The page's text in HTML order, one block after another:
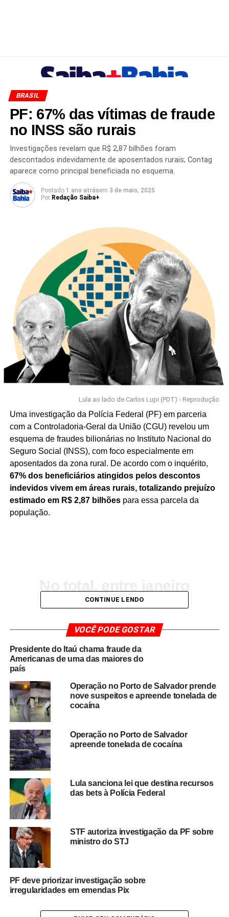
BRASIL
PF: 67% das vítimas de fraude
no INSS são rurais
Investigações revelam que R$ 2,87 bilhões foram
descontados indevidamente de aposentados rurais; Contag
aparece como principal beneficiada no esquema.
Postado 1 ano atrásem 3 de maio, 2025
Por Redação Saiba+
Lula ao lado de Carlos Lupi (PDT) - Reprodução
Uma investigação da Polícia Federal (PF) em parceria
com a Controladoria-Geral da União (CGU) revelou um
esquema de fraudes bilionárias no Instituto Nacional do
Seguro Social (INSS), com foco especialmente em
aposentados da zona rural. De acordo com o inquérito,
67% dos beneficiários atingidos pelos descontos
indevidos vivem em áreas rurais, totalizando prejuízo
estimado em R$ 2,87 bilhõespara essa parcela da
população.
de 2019 e março de
2024, foram
descontados R$ 4,28
bilhões dos
sob a justificativa de
mensalidades
associativas. Desse
montante,
aproximadamente R$
2,1 bilhões — quase
metade do valor —
foram destinados à
Confederação Nacional
dos Trabalhadores na
Agricultura (Contag),
apontada como
principal beneficiária do
esquema.
CONTINUE LENDO
VOCÊ PODE GOSTAR
Presidente do Itaú chama fraude da
Americanas de uma das maiores do
país
Operação no Porto de Salvador prende
nove suspeitos e apreende tonelada de
cocaína
Operação no Porto de Salvador
apreende tonelada de cocaína
Lula sanciona lei que destina recursos
das bets à Polícia Federal
STF autoriza investigação da PF sobre
ministro do STJ
PF deve priorizar investigação sobre
irregularidades em emendas Pix